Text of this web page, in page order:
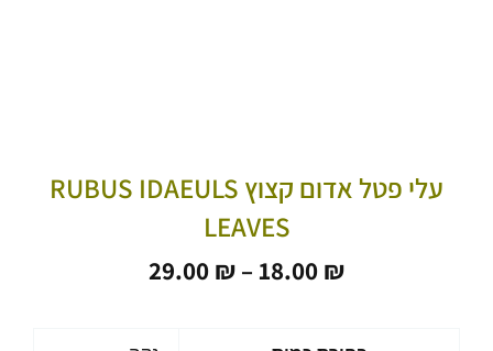
עלי פטל אדום קצוץ RUBUS IDAEULS
LEAVES
18.00 ₪
–
29.00 ₪ טווח
עד